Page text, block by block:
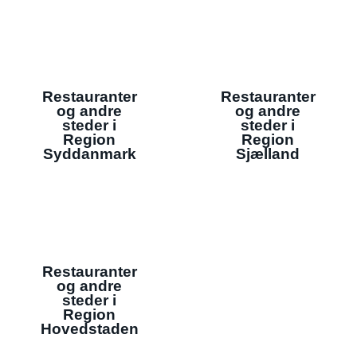
Restauranter
og andre
steder i
Region
Syddanmark
Restauranter
og andre
steder i
Region
Sjælland
Restauranter
og andre
steder i
Region
Hovedstaden